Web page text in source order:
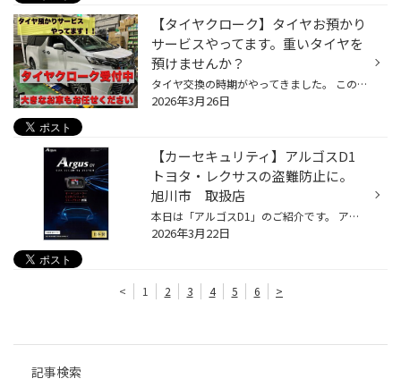
【タイヤクローク】タイヤお預かり
サービスやってます。重いタイヤを
預けませんか？
タイヤ交換の時期がやってきました。 この時期にご相談が多いのが タイヤクローク（タイヤお預かりサービス）です。 大きなタイヤを運ぶのは大変 賃貸でタイヤを保管する場所がない 様々なお悩みがあると思います。 当店のタイヤクロークで解消しませんか？ ご料金は半年毎（履き替えるたび）にかか...
2026年3月26日
【カーセキュリティ】アルゴスD1
トヨタ・レクサスの盗難防止に。
旭川市 取扱店
本日は「アルゴスD1」のご紹介です。 アルゴスＤ1とは？ 現代の巧妙な車両盗難手口に対応したセキュリティ商品です エンジンスターター・ドライブレコーダー等数々の実績がある 「ユピテル」が開発した商品です 近年高級車の盗難がじわじわと増えてきていて また手口が巧妙でセキュリティの強い高級...
2026年3月22日
< 1 2 3 4 5 6 >
記事検索